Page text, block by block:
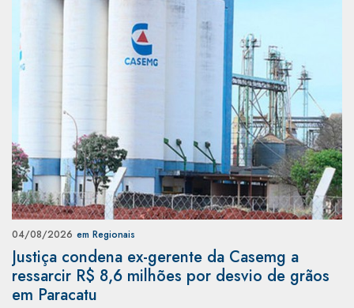
04/08/2026 em Regionais
Justiça condena ex-gerente da Casemg a
ressarcir R$ 8,6 milhões por desvio de grãos
em Paracatu